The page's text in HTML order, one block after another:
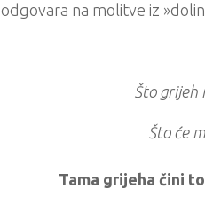
odgovara na molitve iz
Što grijeh
Što će
Tama grijeha čini